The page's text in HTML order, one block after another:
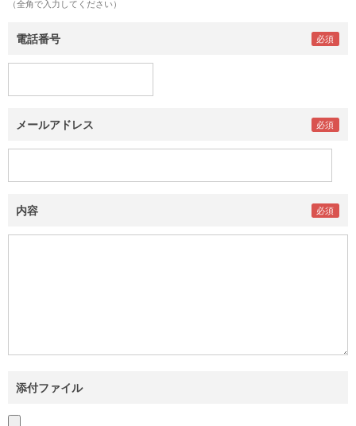
（全角で入力してください）
電話番号
メールアドレス
内容
添付ファイル